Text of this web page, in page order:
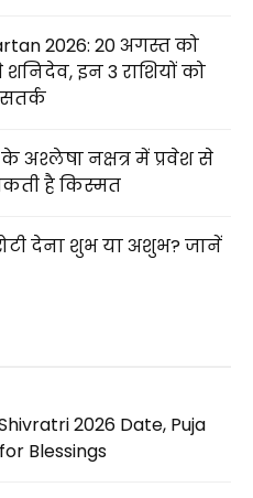
2026: 20 अगस्त को
शनिदेव, इन 3 राशियों को
अश्लेषा नक्षत्र में प्रवेश से
है किस्मत
देना शुभ या अशुभ? जानें
2026 Date, Puja
Blessings